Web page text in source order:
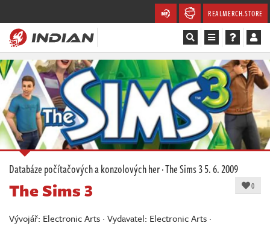
REALMERCH.STORE
Magazín
Recenze
Videa
Soutěže
Databáze
Komunita
Databáze počítačových a konzolových her·The Sims 35. 6. 2009
0
The Sims 3
Vývojář: Electronic Arts · Vydavatel: Electronic Arts ·